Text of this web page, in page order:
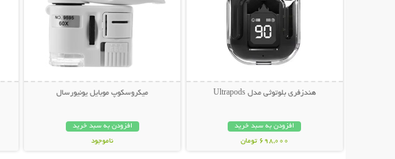
هندزفری بلوتوثی مدل Ultrapods
افزودن به سبد خرید
698,000 تومان
میکروسکوپ موبایل یونیورسال
افزودن به سبد خرید
ناموجود